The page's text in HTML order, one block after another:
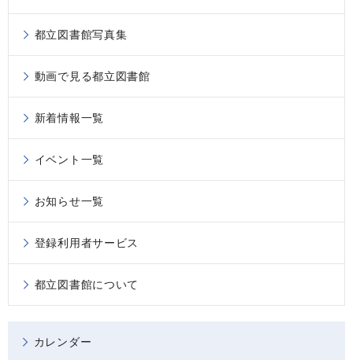
都立図書館写真集
動画で見る都立図書館
新着情報一覧
イベント一覧
お知らせ一覧
登録利用者サービス
都立図書館について
カレンダー